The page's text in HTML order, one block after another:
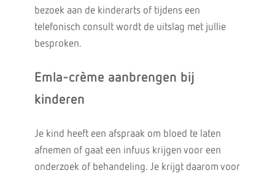
bezoek aan de kinderarts of tijdens een
telefonisch consult wordt de uitslag met jullie
besproken.
Emla-crème aanbrengen bij
kinderen
Je kind heeft een afspraak om bloed te laten
afnemen of gaat een infuus krijgen voor een
onderzoek of behandeling. Je krijgt daarom voor